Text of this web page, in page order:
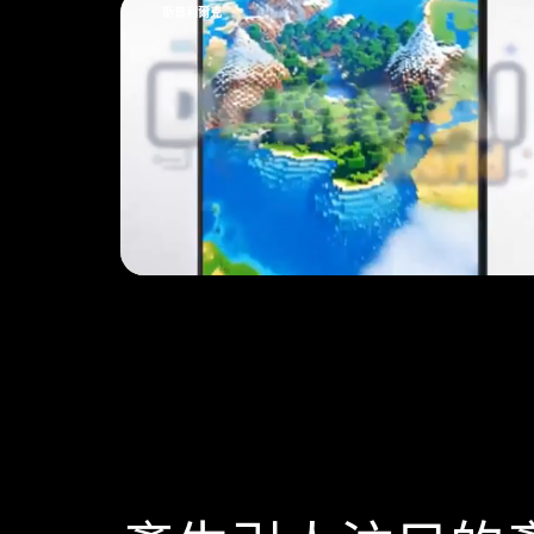
斯普利爾克